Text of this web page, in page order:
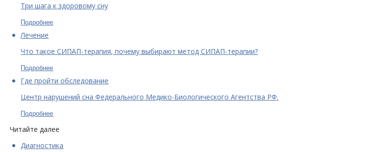
Три шага к здоровому сну
Подробнее
Лечение
Что такое СИПАП-терапия, почему выбирают метод СИПАП-терапии?
Подробнее
Где пройти обследование
Центр нарушений сна Федерального Медико-Биологического Агентства РФ.
Подробнее
Читайте далее
Диагностика